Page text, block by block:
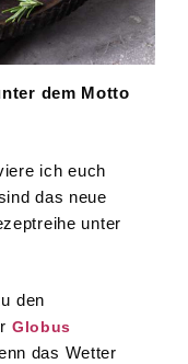
dem Motto
ich euch
das neue
unter
den
Globus
das Wetter